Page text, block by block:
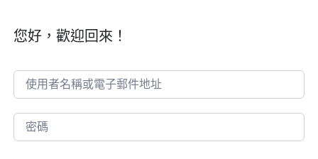
您好，歡迎回來！